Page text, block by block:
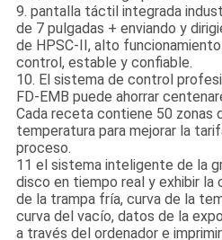
9. pantalla táctil integrada
de 7 pulgadas + enviando y
de HPSC-II, alto
control, estable y confiable.
10. El sistema de control
FD-EMB puede ahorrar
Cada receta contiene 50 zonas
temperatura para mejorar la
proceso.
11 el sistema inteligente de la
disco en tiempo real y exhibir la
de la trampa fría, curva de la
curva del vacío, datos de la
a través del ordenador e